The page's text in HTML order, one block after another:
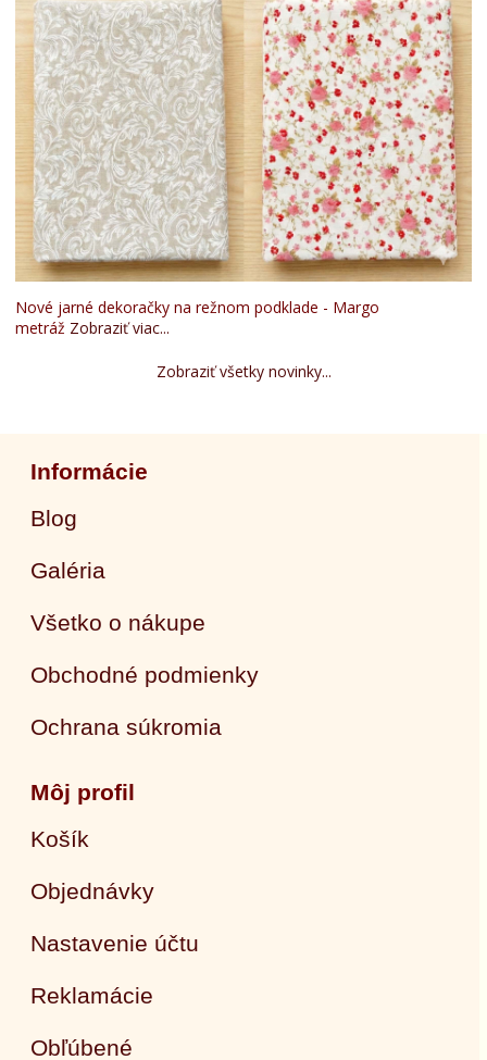
Nové jarné dekoračky na režnom podklade - Margo
metráž Zobraziť viac...
Zobraziť všetky novinky...
Informácie
Blog
Galéria
Všetko o nákupe
Obchodné podmienky
Ochrana súkromia
Môj profil
Košík
Objednávky
Nastavenie účtu
Reklamácie
Obľúbené